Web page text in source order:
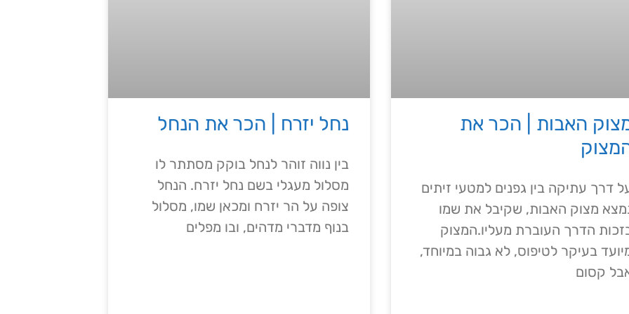
האבות | הכר את
דרך עתיקה בין גפנים למטעי זיתים
מצוק האבות, שקיבל את שמו
הדרך העוברת מעליו.המצוק
בעיקר לטיפוס, לא גבוה במיוחד,
קסום
נחל יזרח | הכר את הנחל
בין נווה זוהר לנחל בוקק מסתתר לו
מסלול מעגלי בשם נחל יזרח. הנחל
צופה על הר יזרח ומכאן שמו, מסלול
בנוף מדברי מדהים, ובו מפלים